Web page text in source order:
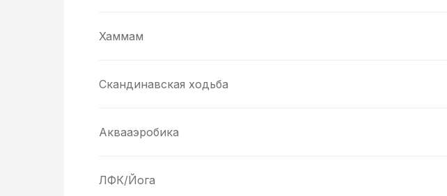
Хаммам
Скандинавская ходьба
Аквааэробика
ЛФК/Йога